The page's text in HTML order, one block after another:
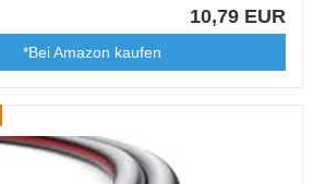
10,79 EUR
*Bei Amazon kaufen